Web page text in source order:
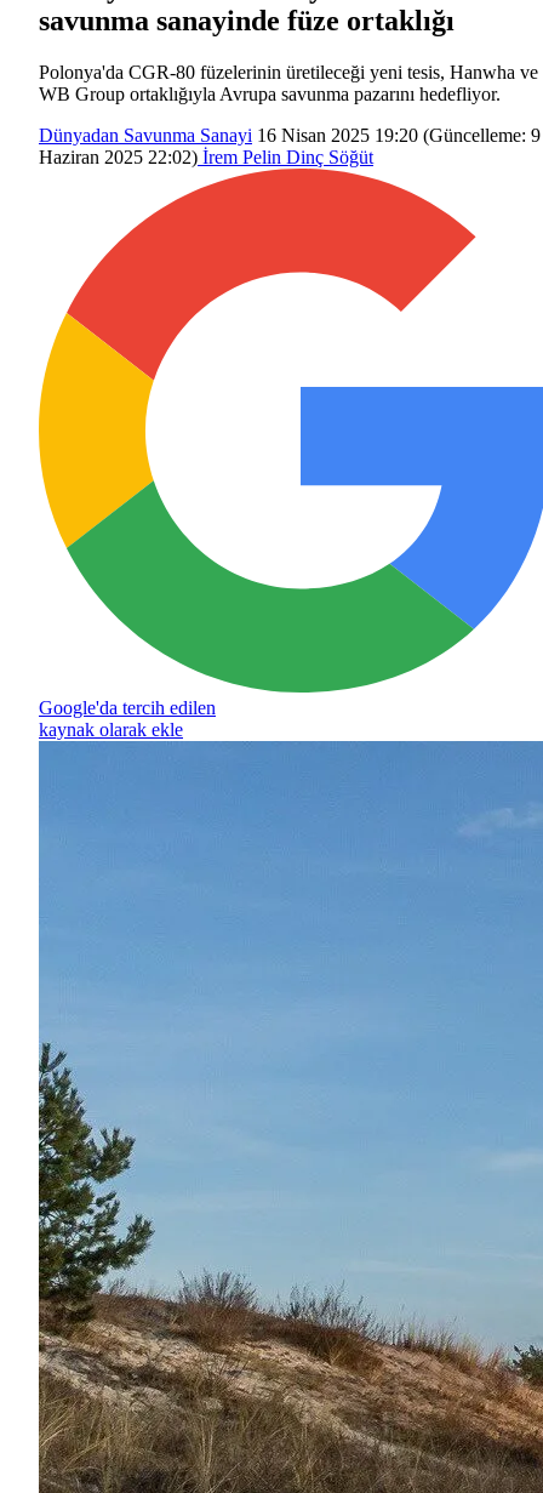
savunma sanayinde füze ortaklığı
Polonya'da CGR-80 füzelerinin üretileceği yeni tesis, Hanwha ve
WB Group ortaklığıyla Avrupa savunma pazarını hedefliyor.
Dünyadan Savunma Sanayi 16 Nisan 2025 19:20 (Güncelleme: 9
Haziran 2025 22:02) İrem Pelin Dinç Söğüt
Google'da tercih edilen
kaynak olarak ekle